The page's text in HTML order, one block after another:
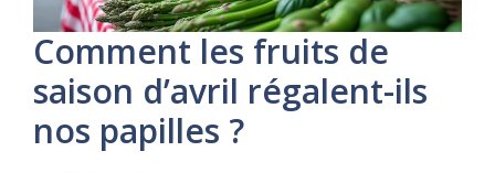
Comment les fruits de
saison d’avril régalent-ils
nos papilles ?